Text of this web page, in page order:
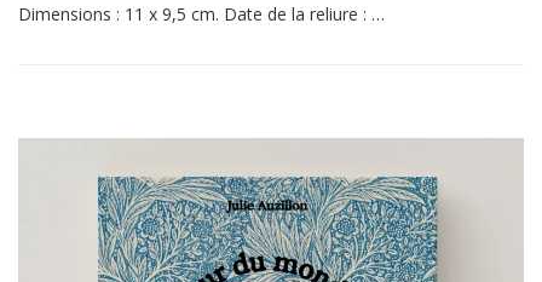
Dimensions : 11 x 9,5 cm. Date de la reliure : …